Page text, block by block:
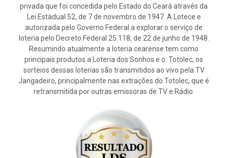
privada que foi concedida pelo Estado do Ceará através da
Lei Estadual 52, de 7 de novembro de 1947. A Lotece e
autorizada pelo Governo Federal a explorar o serviço de
loteria pelo Decreto Federal 25.118, de 22 de junho de 1948.
Resumindo atualmente a loteria cearense tem como
principais produtos a Loteria dos Sonhos e o Totolec, os
sorteios dessas loterias são transmitidos ao vivo pela TV
Jangadeiro, principalmente nas extrações do Totolec, que é
retransmitida por outras emissoras de TV e Rádio.